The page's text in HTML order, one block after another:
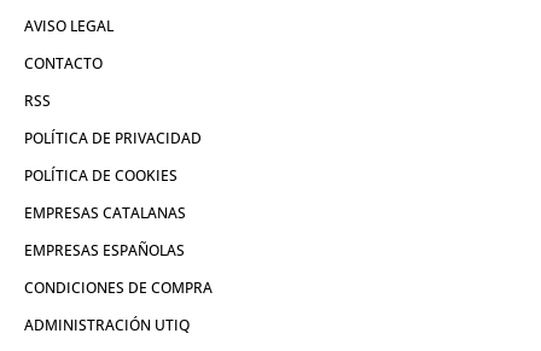
AVISO LEGAL
CONTACTO
RSS
POLÍTICA DE PRIVACIDAD
POLÍTICA DE COOKIES
EMPRESAS CATALANAS
EMPRESAS ESPAÑOLAS
CONDICIONES DE COMPRA
ADMINISTRACIÓN UTIQ